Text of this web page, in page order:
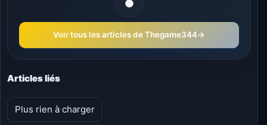
Voir tous les articles de Thegame344→
Articles liés
Plus rien à charger